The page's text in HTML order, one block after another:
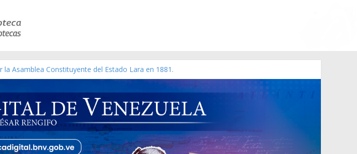
Asamblea Constituyente del Estado Lara en 1881.
CXXXIII Mes V, Caracas 09 de marzo de 2006 N° 38.394